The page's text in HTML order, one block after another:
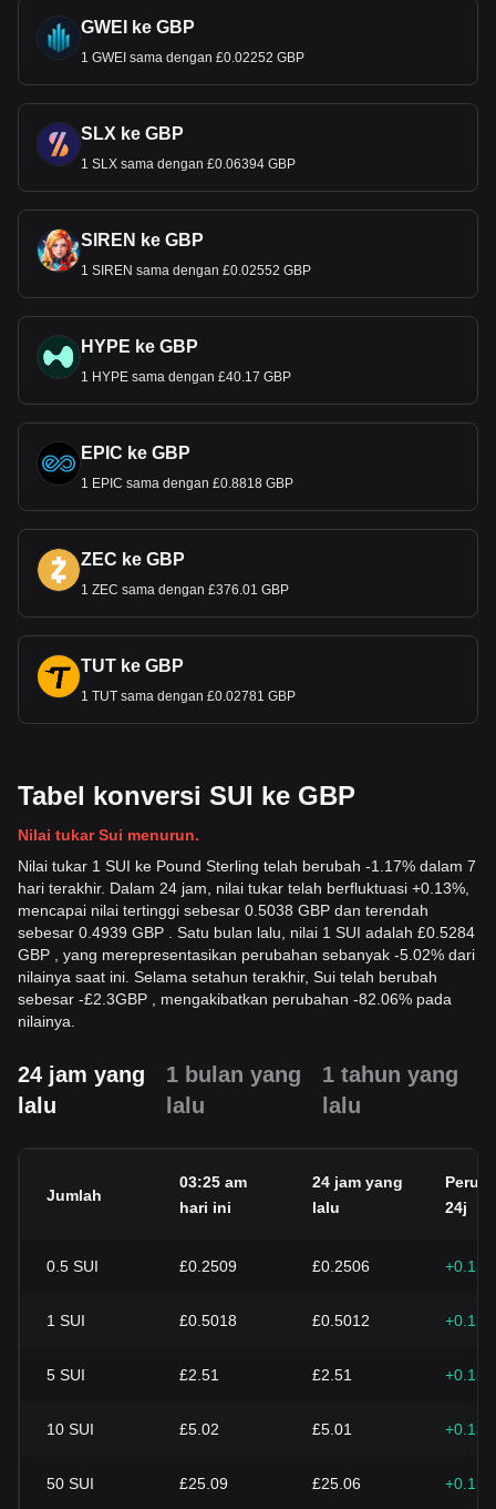
GWEI ke GBP
1 GWEI sama dengan £0.02252 GBP
SLX ke GBP
1 SLX sama dengan £0.06394 GBP
SIREN ke GBP
1 SIREN sama dengan £0.02552 GBP
HYPE ke GBP
1 HYPE sama dengan £40.17 GBP
EPIC ke GBP
1 EPIC sama dengan £0.8818 GBP
ZEC ke GBP
1 ZEC sama dengan £376.01 GBP
TUT ke GBP
1 TUT sama dengan £0.02781 GBP
Tabel konversi SUI ke GBP
Nilai tukar Sui menurun.
Nilai tukar 1 SUI ke Pound Sterling telah berubah -1.17% dalam 7
hari terakhir. Dalam 24 jam, nilai tukar telah berfluktuasi +0.13%,
mencapai nilai tertinggi sebesar 0.5038 GBP dan terendah
sebesar 0.4939 GBP . Satu bulan lalu, nilai 1 SUI adalah £0.5284
GBP , yang merepresentasikan perubahan sebanyak -5.02% dari
nilainya saat ini. Selama setahun terakhir, Sui telah berubah
sebesar -£2.3GBP , mengakibatkan perubahan -82.06% pada
nilainya.
24 jam yang
lalu
1 bulan yang
lalu
1 tahun yang
lalu
Jumlah
03:25 am
hari ini
24 jam yang
lalu
24j
0.5 SUI £0.2509 £0.2506
1 SUI £0.5018 £0.5012
5 SUI £2.51 £2.51
10 SUI £5.02 £5.01
50 SUI £25.09 £25.06